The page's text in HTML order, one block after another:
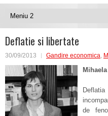
Deflatie si libertate
30/09/2013 Gandire economica,
de